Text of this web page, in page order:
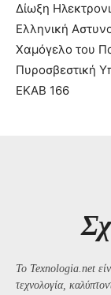
Δίωξη
Ελληνική
Χαμόγελο του
Πυροσβεστική
ΕΚΑΒ 166
Το Texnologia.net
τεχνολογία,